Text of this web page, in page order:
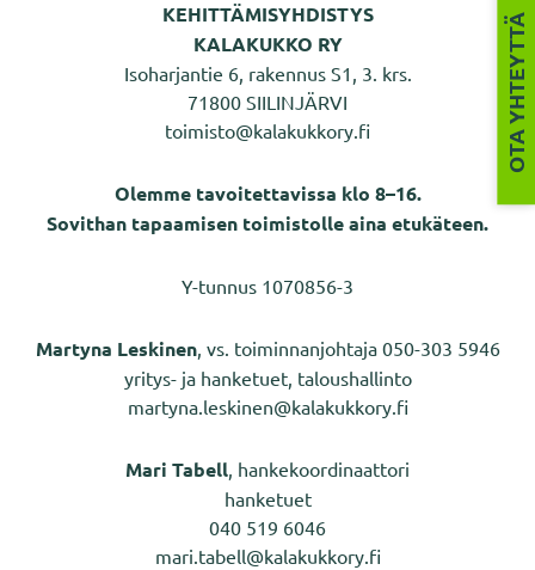
KEHITTÄMISYHDISTYS
KALAKUKKO RY
Isoharjantie 6, rakennus S1, 3. krs.
71800 SIILINJÄRVI
toimisto@kalakukkory.fi
Olemme tavoitettavissa klo 8–16.
Sovithan tapaamisen toimistolle aina etukäteen.
Y-tunnus 1070856-3
Martyna Leskinen, vs. toiminnanjohtaja 050-303 5946
yritys- ja hanketuet, taloushallinto
martyna.leskinen@kalakukkory.fi
Mari Tabell, hankekoordinaattori
hanketuet
040 519 6046
mari.tabell@kalakukkory.fi
OTA YHTEYTTÄ